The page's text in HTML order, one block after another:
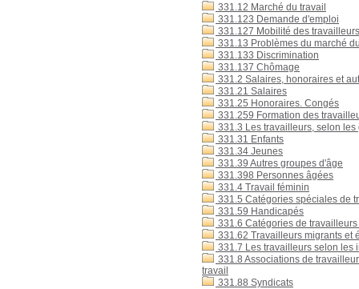
331.12 Marché du travail
331.123 Demande d'emploi
331.127 Mobilité des travailleurs
331.13 Problèmes du marché
331.133 Discrimination
331.137 Chômage
331.2 Salaires, honoraires et
331.21 Salaires
331.25 Honoraires. Congés
331.259 Formation des
331.3 Les travailleurs, selon les
331.31 Enfants
331.34 Jeunes
331.39 Autres groupes d'âge
331.398 Personnes âgées
331.4 Travail féminin
331.5 Catégories spéciales de
331.59 Handicapés
331.6 Catégories de
331.62 Travailleurs migrants et
331.7 Les travailleurs selon les
331.8 Associations de
travail
331.88 Syndicats